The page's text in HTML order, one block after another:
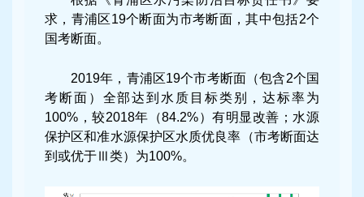
求，青浦区19个断面为市考断面，其中包括2个
国考断面。
2019年，青浦区19个市考断面（包含2个国
考断面）全部达到水质目标类别，达标率为
100%，较2018年（84.2%）有明显改善；水源
保护区和准水源保护区水质优良率（市考断面达
到或优于Ⅲ类）为100%。